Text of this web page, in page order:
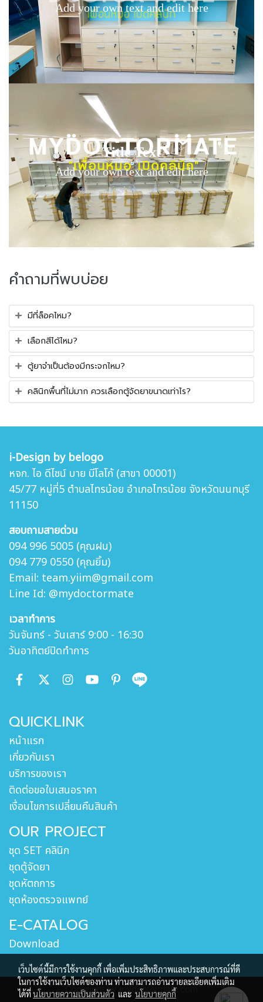
Add your own text and edit here
Add your own text hover and edit here
Title Text
Add your own text and edit here
Title Text on hover
Add your own text hover and edit here
คำถามที่พบบ่อย
มีที่ล็อคไหม?
เลือกสีได้ไหม?
ตู้ยาจำเป็นต้องมีกระจกไหม?
คลินิกพื้นที่ไม่มาก ควรเลือกตู้จัดยาขนาดเท่าไร?
i-Design by belogo
หจก. ไอ ดีไซน์ บาย บีโลโก้ (สาขา 00001)
45/77 หมู่ที่5 ตำบลไทรน้อย อำเภอไทรน้อย จังหวัดนนทบุรี
11150
สอบถามสายด่วน
094 996 5005 (คุณฝน)
094 779 0550 (คุณยิ้ม)
Email: team.yiim@gmail.com
Line Id: @mydoctormate
เวลาทำการ
วันจันทร์ - วันเสาร์ 9:00 - 16:30
วันอาทิตย์ปิดทำการ
QUICKLINK
หน้าแรก
เกี่ยวกับเรา
บริการของเรา
ติดต่อขอใบเสนอราคา
เงื่อนไขการเปลี่ยนคืนสินค้า
OUR PROJECT
ชุด SET คลินิก
ชุดตู้จัดยา
ชุดหัตถการ
ชุดห้องตรวจแพทย์
E-CATALOG
Download
Copyright by mydoctormate.com
เว็บไซต์นี้มีการใช้งานคุกกี้ เพื่อเพิ่มประสิทธิภาพและประสบการณ์ที่ดี
ในการใช้งานเว็บไซต์ของท่าน ท่านสามารถอ่านรายละเอียดเพิ่มเติม
ได้ที่นโยบายความเป็นส่วนตัว และ นโยบายคุกกี้